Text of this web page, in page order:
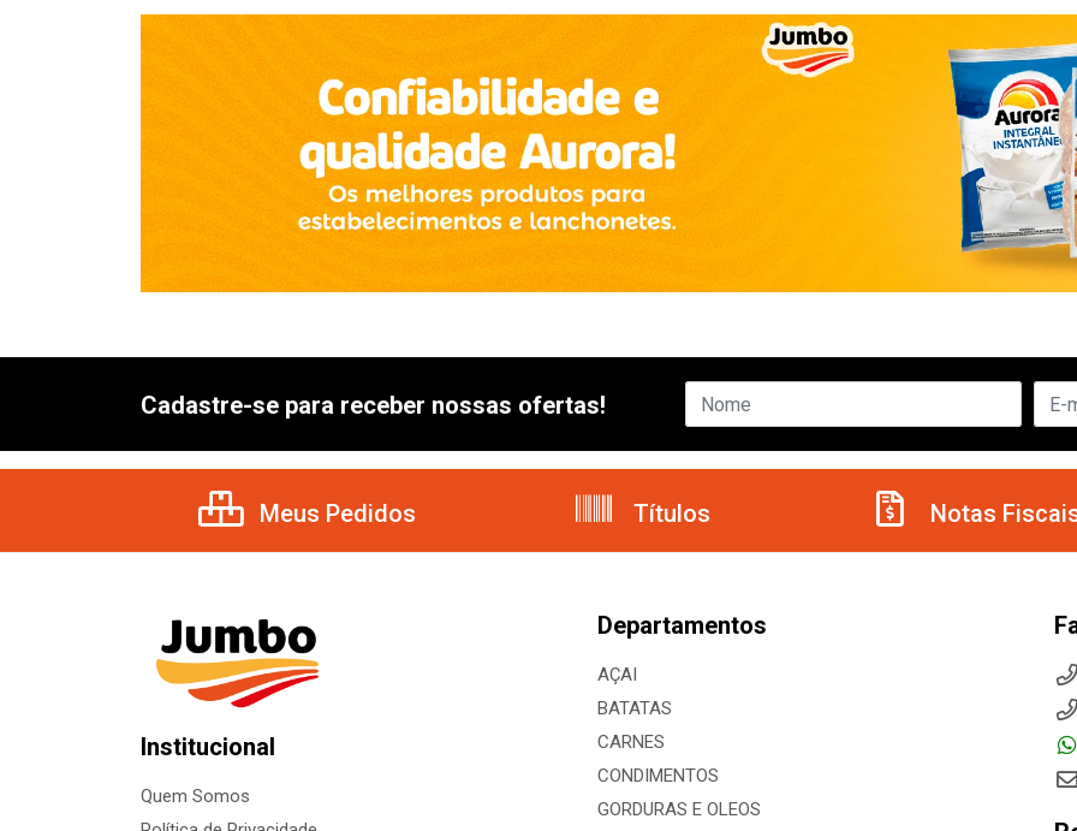
Cadastre-se para receber nossas ofertas!
Meus Pedidos Títulos Notas
Institucional
Quem Somos
Departamentos
AÇAI
BATATAS
CARNES
CONDIMENTOS
GORDURAS E OLEOS